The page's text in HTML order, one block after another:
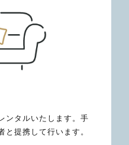
ンタルいたします。手
と提携して行います。